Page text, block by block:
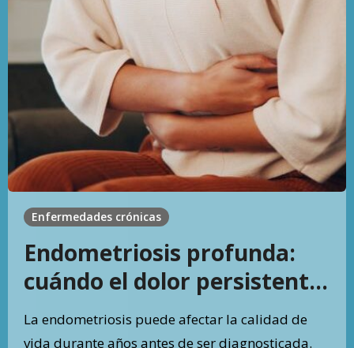
Enfermedades crónicas
Endometriosis profunda:
cuándo el dolor persistente
requiere una evaluación
especializada
La endometriosis puede afectar la calidad de
vida durante años antes de ser diagnosticada.